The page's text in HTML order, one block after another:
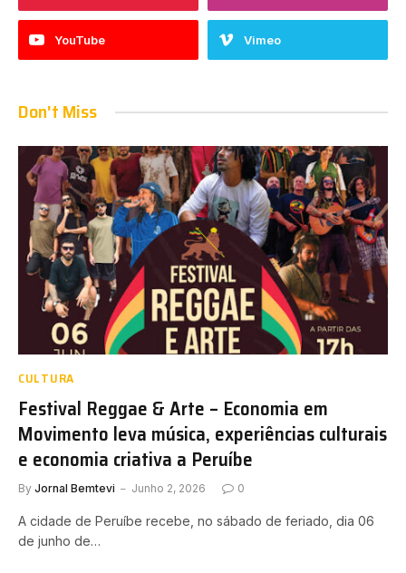
YouTube Vimeo
Don't Miss
CULTURA
Festival Reggae & Arte – Economia em
Movimento leva música, experiências culturais
e economia criativa a Peruíbe
By Jornal Bemtevi Junho 2, 2026 0
A cidade de Peruíbe recebe, no sábado de feriado, dia 06
de junho de…